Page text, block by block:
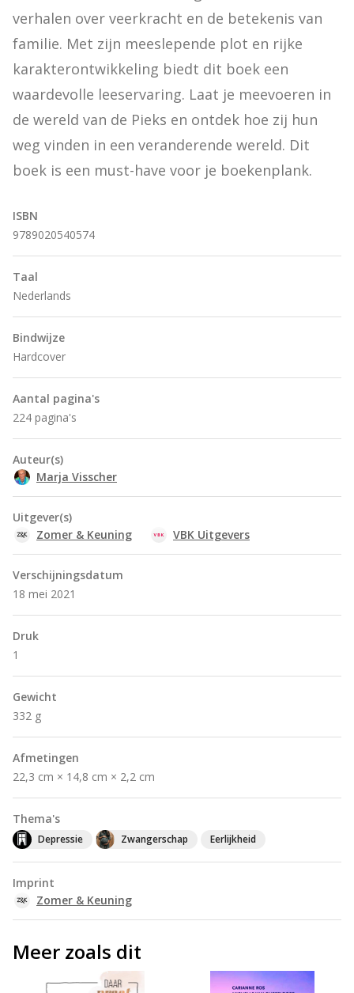
verhalen over veerkracht en de betekenis van
familie. Met zijn meeslepende plot en rijke
karakterontwikkeling biedt dit boek een
waardevolle leeservaring. Laat je meevoeren in
de wereld van de Pieks en ontdek hoe zij hun
weg vinden in een veranderende wereld. Dit
boek is een must-have voor je boekenplank.
ISBN
9789020540574
Taal
Nederlands
Bindwijze
Hardcover
Aantal pagina's
224 pagina's
Auteur(s)
Marja Visscher
Uitgever(s)
Zomer & Keuning
VBK Uitgevers
Verschijningsdatum
18 mei 2021
Druk
1
Gewicht
332 g
Afmetingen
22,3 cm × 14,8 cm × 2,2 cm
Thema's
Depressie Zwangerschap Eerlijkheid
Imprint
Zomer & Keuning
Meer zoals dit